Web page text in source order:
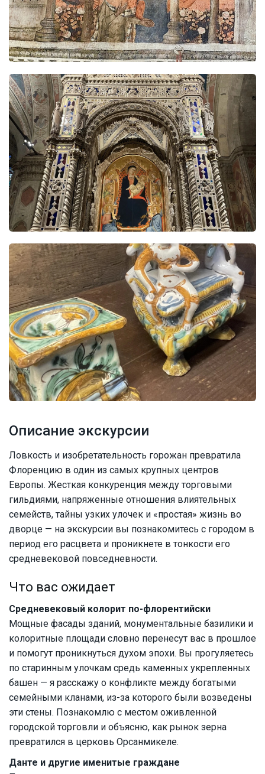
Описание экскурсии
Ловкость и изобретательность горожан превратила
Флоренцию в один из самых крупных центров
Европы. Жесткая конкуренция между торговыми
гильдиями, напряженные отношения влиятельных
семейств, тайны узких улочек и «простая» жизнь во
дворце — на экскурсии вы познакомитесь с городом в
период его расцвета и проникнете в тонкости его
средневековой повседневности.
Что вас ожидает
Средневековый колорит по-флорентийски
Мощные фасады зданий, монументальные базилики и
колоритные площади словно перенесут вас в прошлое
и помогут проникнуться духом эпохи. Вы прогуляетесь
по старинным улочкам средь каменных укрепленных
башен — я расскажу о конфликте между богатыми
семейными кланами, из-за которого были возведены
эти стены. Познакомлю с местом оживленной
городской торговли и объясню, как рынок зерна
превратился в церковь Орсанмикеле.
Данте и другие именитые граждане